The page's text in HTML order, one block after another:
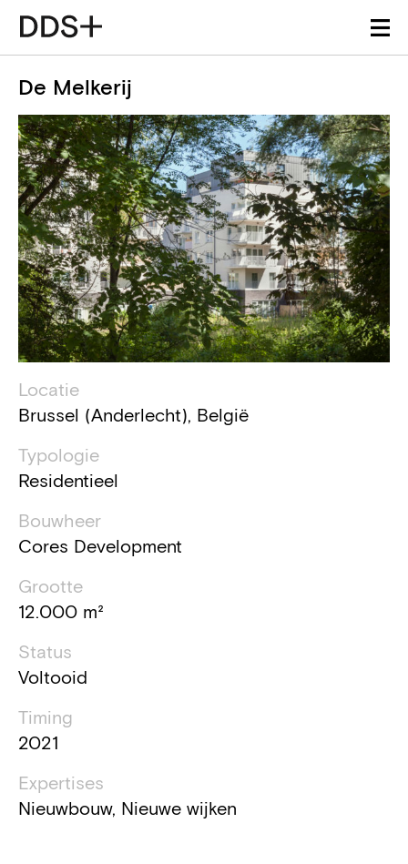
De Melkerij
Projectdetails
Locatie
Brussel (Anderlecht), België
Typologie
Residentieel
Bouwheer
Cores Development
Grootte
12.000 m²
Status
Voltooid
Timing
2021
Expertises
Nieuwbouw, Nieuwe wijken